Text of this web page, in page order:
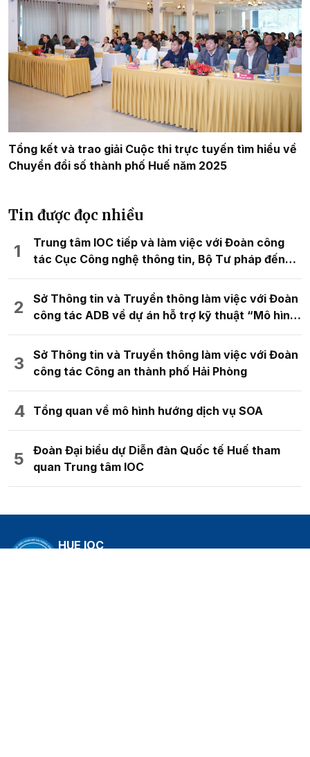
Tổng kết và trao giải Cuộc thi trực tuyến tìm hiểu về
Chuyển đổi số thành phố Huế năm 2025
Tin được đọc nhiều
Trung tâm IOC tiếp và làm việc với Đoàn công
tác Cục Công nghệ thông tin, Bộ Tư pháp đến
tham quan và trao đổi kinh nghiệm về mô hình
chuyển đổi số
Sở Thông tin và Truyền thông làm việc với Đoàn
công tác ADB về dự án hỗ trợ kỹ thuật “Mô hình
đô thị kỹ thuật số thông minh cho quy hoạch
không gian đô thị”
Sở Thông tin và Truyền thông làm việc với Đoàn
công tác Công an thành phố Hải Phòng
Tổng quan về mô hình hướng dịch vụ SOA
Đoàn Đại biểu dự Diễn đàn Quốc tế Huế tham
quan Trung tâm IOC
HUE IOC